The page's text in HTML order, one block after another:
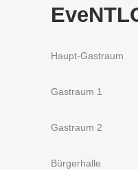
Haupt-Gastraum
Gastraum 1
Gastraum 2
Bürgerhalle